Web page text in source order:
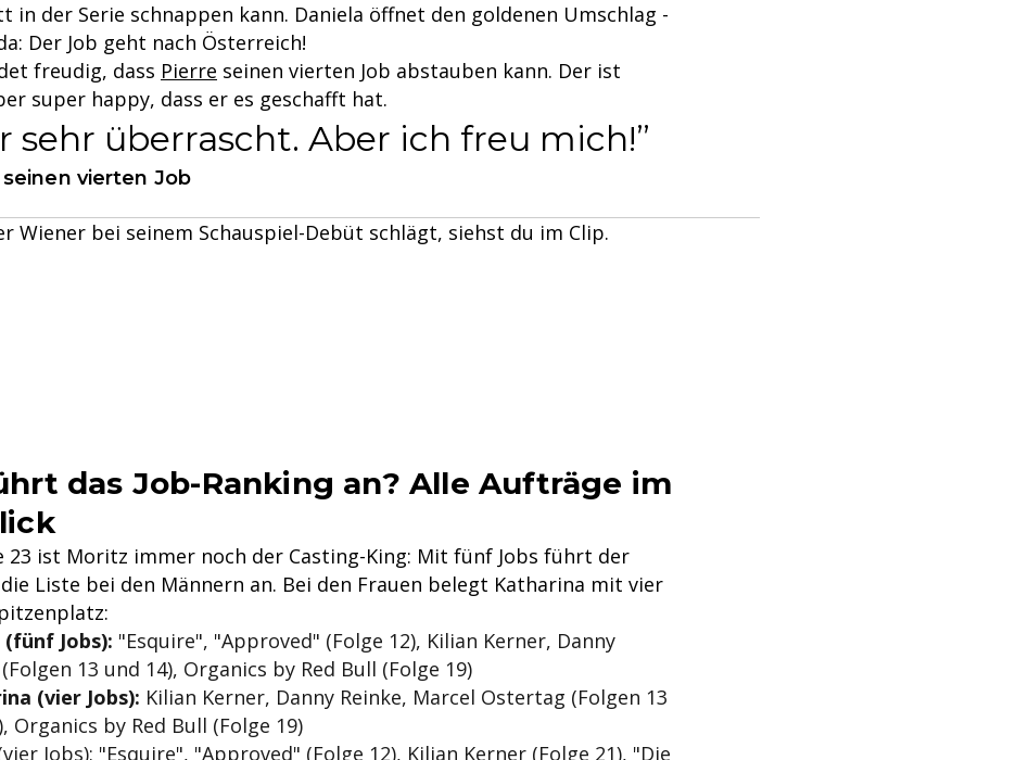
in der Serie schnappen kann. Daniela öffnet den goldenen Umschlag -
Der Job geht nach Österreich!
freudig, dass Pierre seinen vierten Job abstauben kann. Der ist
super happy, dass er es geschafft hat.
sehr überrascht. Aber ich freu mich!
vierten Job
Wiener bei seinem Schauspiel-Debüt schlägt, siehst du im Clip.
das Job-Ranking an? Alle Aufträge im
23 ist Moritz immer noch der Casting-King: Mit fünf Jobs führt der
Liste bei den Männern an. Bei den Frauen belegt Katharina mit vier
Jobs): "Esquire", "Approved" (Folge 12), Kilian Kerner, Danny
13 und 14), Organics by Red Bull (Folge 19)
(vier Jobs): Kilian Kerner, Danny Reinke, Marcel Ostertag (Folgen 13
Organics by Red Bull (Folge 19)
Jobs): "Esquire", "Approved" (Folge 12), Kilian Kerner (Folge 21), "Die